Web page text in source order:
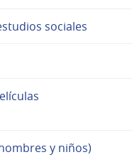
sociales
y niños)